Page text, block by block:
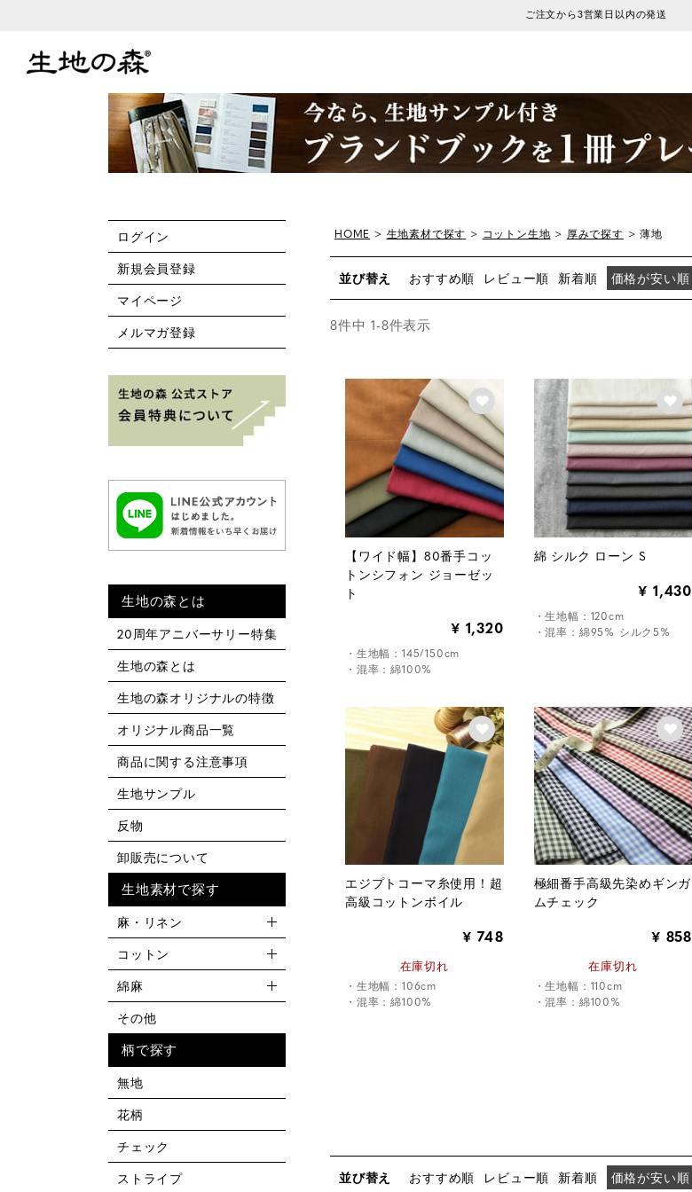
ご注文から3営業日以内の発送
HOME 生地素材で探す コットン生地 厚みで探す 薄地
並び替え おすすめ順 レビュー順 新着順 価格が安い順
8件中 1-8件表示
【ワイド幅】80番手コッ
トンシフォン ジョーゼッ
ト
¥ 1,320
・生地幅：145/150cm
・混率：綿100%
綿 シルク ローン S
¥ 1,430
・生地幅：120cm
・混率：綿95% シルク5%
エジプトコーマ糸使用！超
高級コットンボイル
¥ 748
在庫切れ
・生地幅：106cm
・混率：綿100%
極細番手高級先染めギンガ
ムチェック
¥ 858
在庫切れ
・生地幅：110cm
・混率：綿100%
並び替え おすすめ順 レビュー順 新着順 価格が安い順
ログイン
新規会員登録
マイページ
メルマガ登録
生地の森とは
20周年アニバーサリー特集
生地の森とは
生地の森オリジナルの特徴
オリジナル商品一覧
商品に関する注意事項
生地サンプル
反物
卸販売について
生地素材で探す
麻・リネン
コットン
綿麻
その他
柄で探す
無地
花柄
チェック
ストライプ